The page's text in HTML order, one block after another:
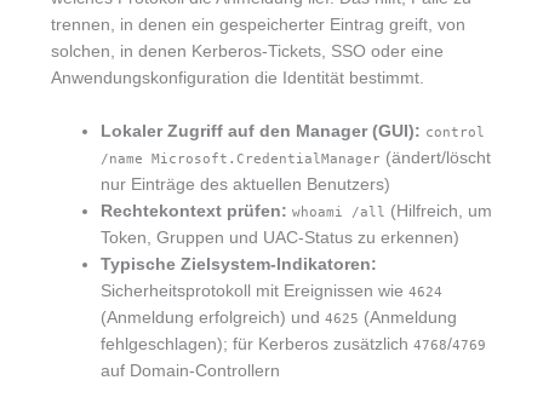
trennen, in denen ein gespeicherter Eintrag greift, von
solchen, in denen Kerberos-Tickets, SSO oder eine
Anwendungskonfiguration die Identität bestimmt.
Lokaler Zugriff auf den Manager (GUI): control
/name Microsoft.CredentialManager(ändert/löscht
nur Einträge des aktuellen Benutzers)
Rechtekontext prüfen: whoami /all
(Hilfreich, um
Token, Gruppen und UAC-Status zu erkennen)
Typische Zielsystem-Indikatoren:
Sicherheitsprotokoll mit Ereignissen wie 4624
(Anmeldung erfolgreich) und 4625 (Anmeldung
fehlgeschlagen); für Kerberos zusätzlich 4768/4769
auf Domain-Controllern